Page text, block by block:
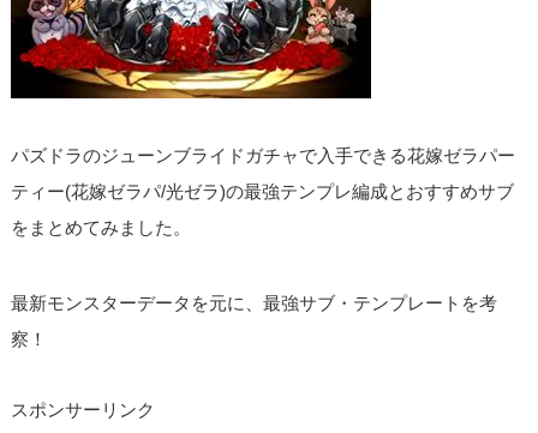
パズドラのジューンブライドガチャで入手できる花嫁ゼラパー
ティー(花嫁ゼラパ/光ゼラ)の最強テンプレ編成とおすすめサブ
をまとめてみました。
最新モンスターデータを元に、最強サブ・テンプレートを考
察！
スポンサーリンク